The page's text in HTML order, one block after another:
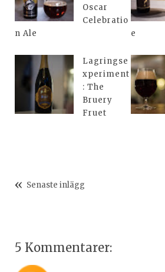
Oscar
Celebratio
n Ale
e
Lagringse
xperiment
: The
Bruery
Fruet
Senaste inlägg
5 Kommentarer: